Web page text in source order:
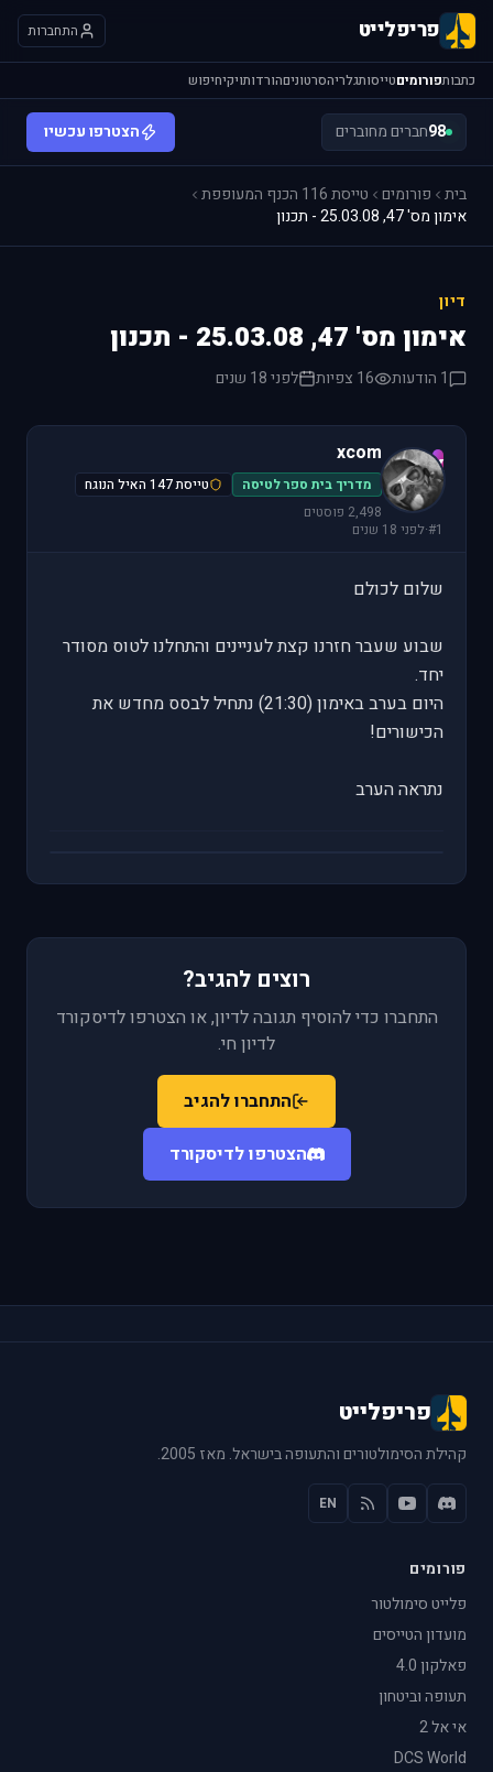
פריפלייט התחברות
כתבותפורומיםטייסותגלריהסרטוניםהורדותויקיחיפוש
98חברים מחוברים הצטרפו עכשיו
בית פורומים
טייסת 116 הכנף המעופפת
אימון מס' 47, 25.03.08 - תכנון
דיון
אימון מס' 47, 25.03.08 - תכנון
1 הודעות 16 צפיות לפני 18 שנים
x
xcom
מדריך בית ספר לטיסה
טייסת 147 האיל הנוגח
2,498 פוסטים
#1
·לפני 18 שנים
שלום לכולם
שבוע שעבר חזרנו קצת לעניינים והתחלנו לטוס מסודר
יחד.
היום בערב באימון (21:30) נתחיל לבסס מחדש את
הכישורים!
נתראה הערב
רוצים להגיב?
התחברו כדי להוסיף תגובה לדיון, או הצטרפו לדיסקורד
לדיון חי.
התחברו להגיב
הצטרפו לדיסקורד
פריפלייט
קהילת הסימולטורים והתעופה בישראל. מאז 2005.
EN
פורומים
פלייט סימולטור
מועדון הטייסים
פאלקון 4.0
תעופה וביטחון
אי אל 2
DCS World